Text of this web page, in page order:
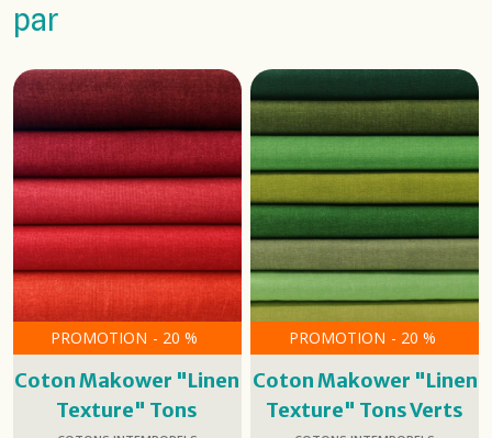
par
PROMOTION - 20 %
Coton Makower "Linen
Texture" Tons
PROMOTION - 20 %
Coton Makower "Linen
Texture" Tons Verts